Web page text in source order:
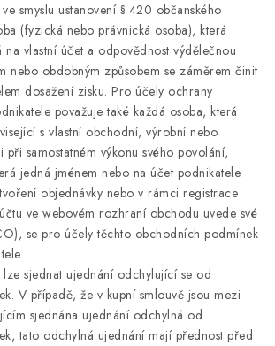
smyslu ustanovení § 420 občanského
(fyzická nebo právnická osoba), která
na vlastní účet a odpovědnost výdělečnou
nebo obdobným způsobem se záměrem činit
dosažení zisku. Pro účely ochrany
považuje také každá osoba, která
s vlastní obchodní, výrobní nebo
samostatném výkonu svého povolání,
jedná jménem nebo na účet podnikatele.
objednávky nebo v rámci registrace
ve webovém rozhraní obchodu uvede své
se pro účely těchto obchodních podmínek
sjednat ujednání odchylující se od
V případě, že v kupní smlouvě jsou mezi
sjednána ujednání odchylná od
tato odchylná ujednání mají přednost před